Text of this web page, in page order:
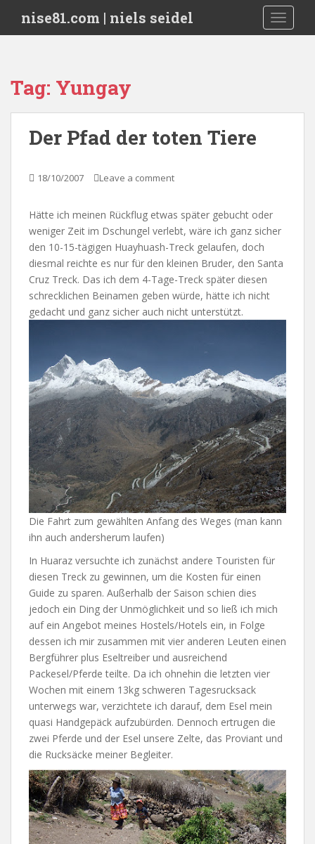
i
nise81.com | niels seidel
Tag: Yungay
Der Pfad der toten Tiere
18/10/2007 Leave a comment
Hätte ich meinen Rückflug etwas später gebucht oder
weniger Zeit im Dschungel verlebt, wäre ich ganz sicher
den 10-15-tägigen Huayhuash-Treck gelaufen, doch
diesmal reichte es nur für den kleinen Bruder, den Santa
Cruz Treck. Das ich dem 4-Tage-Treck später diesen
schrecklichen Beinamen geben würde, hätte ich nicht
gedacht und ganz sicher auch nicht unterstützt.
Die Fahrt zum gewählten Anfang des Weges (man kann
ihn auch andersherum laufen)
In Huaraz versuchte ich zunächst andere Touristen für
diesen Treck zu gewinnen, um die Kosten für einen
Guide zu sparen. Außerhalb der Saison schien dies
jedoch ein Ding der Unmöglichkeit und so ließ ich mich
auf ein Angebot meines Hostels/Hotels ein, in Folge
dessen ich mir zusammen mit vier anderen Leuten einen
Bergführer plus Eseltreiber und ausreichend
Packesel/Pferde teilte. Da ich ohnehin die letzten vier
Wochen mit einem 13kg schweren Tagesrucksack
unterwegs war, verzichtete ich darauf, dem Esel mein
quasi Handgepäck aufzubürden. Dennoch ertrugen die
zwei Pferde und der Esel unsere Zelte, das Proviant und
die Rucksäcke meiner Begleiter.